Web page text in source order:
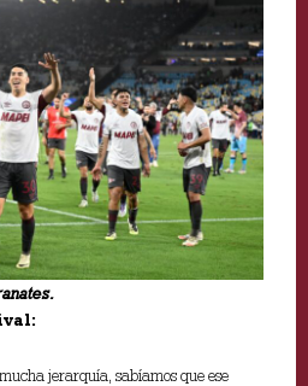
jerarquía, sabíamos que ese